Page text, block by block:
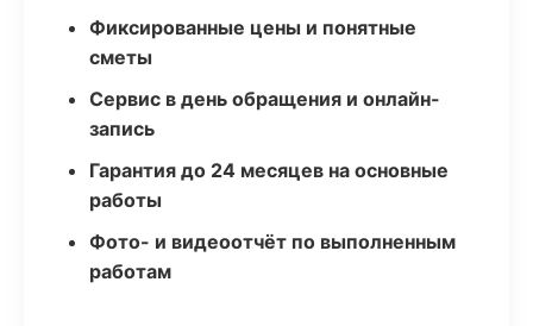
Фиксированные цены и понятные
сметы
Сервис в день обращения и онлайн-
запись
Гарантия до 24 месяцев на основные
работы
Фото- и видеоотчёт по выполненным
работам